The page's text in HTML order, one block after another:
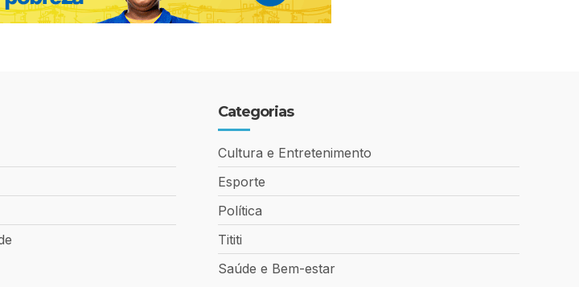
Categorias
Cultura e Entretenimento
Esporte
Política
Tititi
Saúde e Bem-estar